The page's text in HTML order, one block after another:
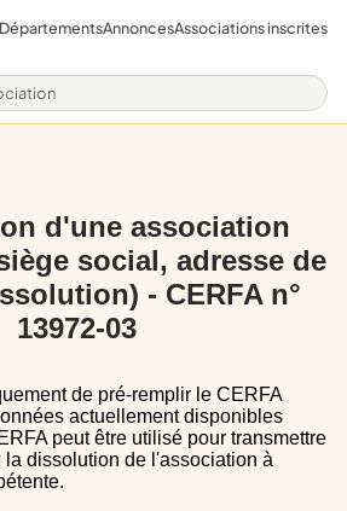
DépartementsAnnoncesAssociations inscrites
d'une association
social, adresse de
- CERFA n°
13972-03
actuellement disponibles
peut être utilisé pour transmettre
dissolution de l'association à